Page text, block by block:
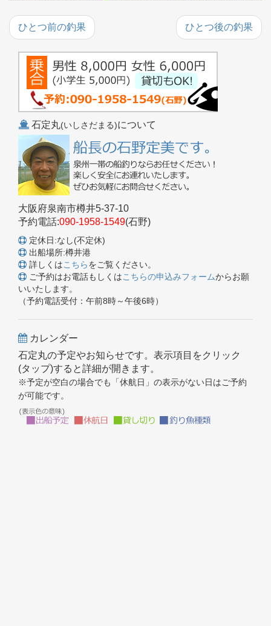
ひとつ前の釣果 ひとつ後の釣果
石定丸(いしさだまる)について
大阪府泉南市樽井5-37-10
予約電話:090-1958-1549(石野)
定休日:なし(不定休)
出船場所:樽井港
詳しくはこちらをご覧ください。
ご予約はお電話もしくはこちらの申込みフォームからお願
いいたします。
（予約電話受付：午前8時～午後6時）
カレンダー
石定丸の予定やお知らせです。表示項目をクリック
(タップ)すると詳細が開きます。
※予定が空白の場合でも「休航日」の表示がない日はご予約
が可能です。